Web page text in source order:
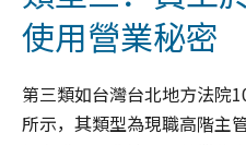
使用營業秘密
第三類如台灣台北地方法院
所示，其類型為現職高階主